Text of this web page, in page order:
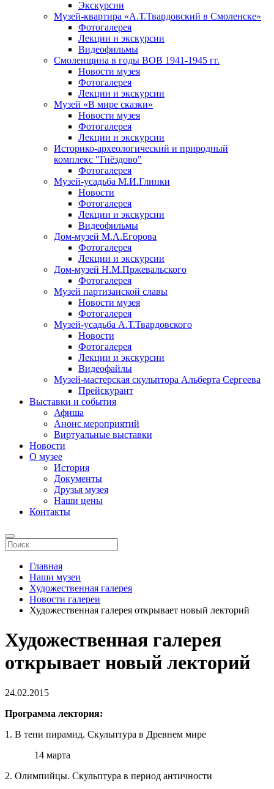
Экскурсии
Музей-квартира «А.Т.Твардовский в Смоленске»
Фотогалерея
Лекции и экскурсии
Видеофильмы
Смоленщина в годы ВОВ 1941-1945 гг.
Новости музея
Фотогалерея
Лекции и экскурсии
Музей «В мире сказки»
Новости музея
Фотогалерея
Лекции и экскурсии
Историко-археологический и природный
комплекс "Гнёздово"
Фотогалерея
Музей-усадьба М.И.Глинки
Новости
Фотогалерея
Лекции и экскурсии
Видеофильмы
Дом-музей М.А.Егорова
Фотогалерея
Лекции и экскурсии
Дом-музей Н.М.Пржевальского
Фотогалерея
Музей партизанской славы
Новости музея
Фотогалерея
Музей-усадьба А.Т.Твардовского
Новости
Фотогалерея
Лекции и экскурсии
Видеофайлы
Музей-мастерская скульптора Альберта Сергеева
Прейскурант
Выставки и события
Афиша
Анонс мероприятий
Виртуальные выставки
Новости
О музее
История
Документы
Друзья музея
Наши цены
Контакты
Главная
Наши музеи
Художественная галерея
Новости галереи
Художественная галерея открывает новый лекторий
Художественная галерея
открывает новый лекторий
24.02.2015
Программа лектория:
1. В тени пирамид. Скульптура в Древнем мире
14 марта
2. Олимпийцы. Скульптура в период античности